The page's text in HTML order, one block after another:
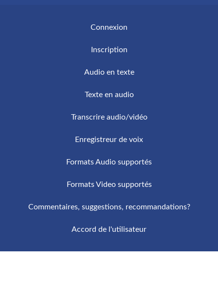
haut vol permet d’obtenir des transcriptions
continue de la précision et de la vitesse des
Connexion
Inscription
Audio en texte
Texte en audio
Transcrire audio/vidéo
Enregistreur de voix
Formats Audio supportés
Formats Video supportés
Commentaires, suggestions, recommandations?
Accord de l'utilisateur